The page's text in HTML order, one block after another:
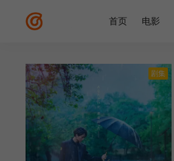
首页 电影
剧集